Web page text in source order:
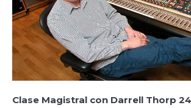
Clase Magistral con Darrell Thorp